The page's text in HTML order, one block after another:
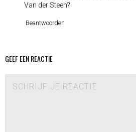
Van der Steen?
Beantwoorden
GEEF EEN REACTIE